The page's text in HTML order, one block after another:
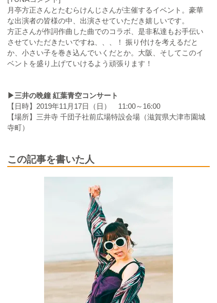
月亭方正さんとたむらけんじさんが主催するイベント。豪華
な出演者の皆様の中、出演させていただき嬉しいです。
方正さんが作詞作曲した曲でのコラボ、是非私達もお手伝い
させていただきたいですね、、、！ 振り付けを考えるだと
か、小さい子を巻き込んでいくだとか。大阪、そしてこのイ
ベントを盛り上げていけるよう頑張ります！
▶︎三井の晩鐘 紅葉青空コンサート
【日時】2019年11月17日（日） 11:00～16:00
【場所】三井寺 千団子社前広場特設会場（滋賀県大津市園城
寺町）
この記事を書いた人